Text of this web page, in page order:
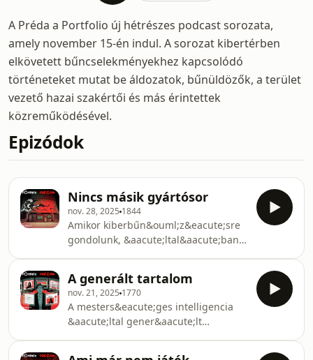
A Préda a Portfolio új hétrészes podcast sorozata,
amely november 15-én indul. A sorozat kibertérben
elkövetett bűncselekményekhez kapcsolódó
történeteket mutat be áldozatok, bűnüldözők, a terület
vezető hazai szakértői és más érintettek
közreműködésével.
Epizódok
Nincs másik gyártósor
nov. 28, 2025 1844
Amikor kiberbűn&ouml;z&eacute;sre
gondolunk, &aacute;ltal&aacute;ban
eg&eacute;sz&eacute;ben a
digit&aacute;lis t&eacute;rben
j&aacute;tsz&oacute;dnak le. Vannak
azonban olyan esetek is, amikor egy
k&aacute;rt&eacute;kony k&oacute;d,
egy v&iacute;rus a fizikai t&eacute;rre
A generált tartalom
nov. 21, 2025 1770
A mesters&eacute;ges intelligencia
&aacute;ltal gener&aacute;lt